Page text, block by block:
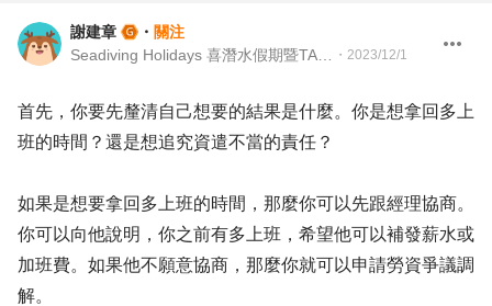
謝建章 ・ 關注
・ 2023/12/1
首先，你要先釐清自己想要的結果是什麼。你是想拿回多上
班的時間？還是想追究資遣不當的責任？
如果是想要拿回多上班的時間，那麼你可以先跟經理協商。
你可以向他說明，你之前有多上班，希望他可以補發薪水或
加班費。如果他不願意協商，那麼你就可以申請勞資爭議調
解。